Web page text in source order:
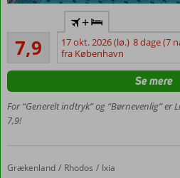
strand
Vandrutsjebaner
Perfekt
til
familier
7,9
Godt
14
anmeldelser
+
17 okt. 2026 (lø.) 8 dage (7
fra København
For “Generelt indtryk” og “Børnevenlig”
7,9!
Se mere
Forside
Grækenland Rhodos Ixia
Atrium Platinum